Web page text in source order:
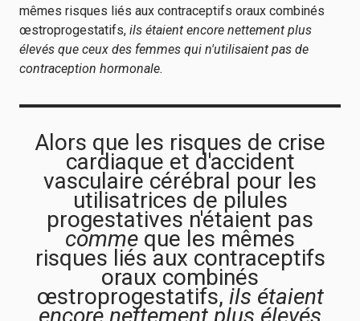
mêmes risques liés aux contraceptifs oraux combinés
œstroprogestatifs, ils étaient encore nettement plus
élevés que ceux des femmes qui n'utilisaient pas de
contraception hormonale.
Alors que les risques de crise
cardiaque et d'accident
vasculaire cérébral pour les
utilisatrices de pilules
progestatives n'étaient pas
comme que les mêmes
risques liés aux contraceptifs
oraux combinés
œstroprogestatifs, ils étaient